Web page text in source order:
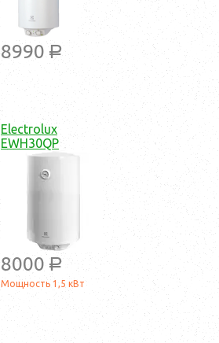
8990 a
Electrolux
EWH30QP
8000 a
Мощность 1,5 кВт